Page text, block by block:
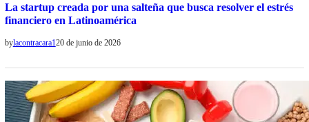
La startup creada por una salteña que busca resolver el estrés
financiero en Latinoamérica
bylacontracara120 de junio de 2026